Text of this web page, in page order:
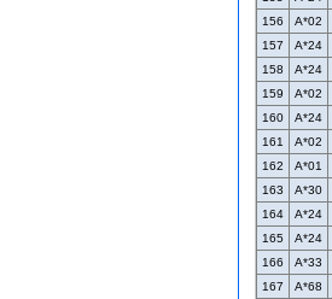
156
A*02
157
A*24
158
A*24
159
A*02
160
A*24
161
A*02
162
A*01
163
A*30
164
A*24
165
A*24
166
A*33
167
A*68